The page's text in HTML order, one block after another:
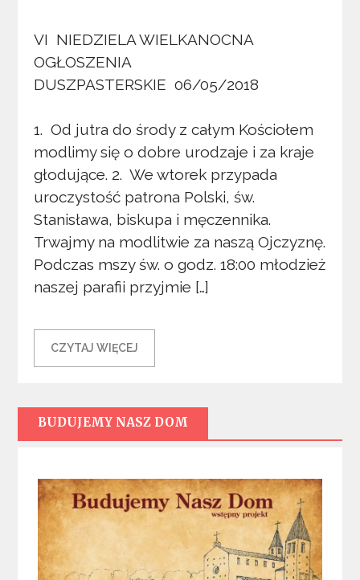
VI NIEDZIELA WIELKANOCNA
OGŁOSZENIA
DUSZPASTERSKIE 06/05/2018
1. Od jutra do środy z całym Kościołem
modlimy się o dobre urodzaje i za kraje
głodujące. 2. We wtorek przypada
uroczystość patrona Polski, św.
Stanisława, biskupa i męczennika.
Trwajmy na modlitwie za naszą Ojczyznę.
Podczas mszy św. o godz. 18:00 młodzież
naszej parafii przyjmie […]
CZYTAJ WIĘCEJ
BUDUJEMY NASZ DOM